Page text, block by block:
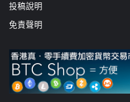
投稿說明
免責聲明